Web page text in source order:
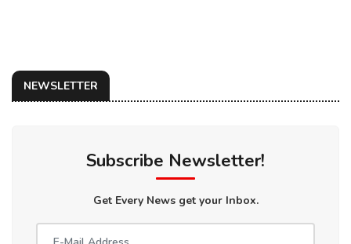
NEWSLETTER
Subscribe Newsletter!
Get Every News get your Inbox.